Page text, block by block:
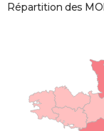
Répartition des